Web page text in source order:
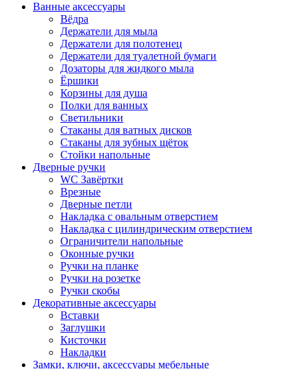
Ванные аксессуары
Вёдра
Держатели для мыла
Держатели для полотенец
Держатели для туалетной бумаги
Дозаторы для жидкого мыла
Ёршики
Корзины для душа
Полки для ванных
Светильники
Стаканы для ватных дисков
Стаканы для зубных щёток
Стойки напольные
Дверные ручки
WC Завёртки
Врезные
Дверные петли
Накладка с овальным отверстием
Накладка с цилиндрическим отверстием
Ограничители напольные
Оконные ручки
Ручки на планке
Ручки на розетке
Ручки скобы
Декоративные аксессуары
Вставки
Заглушки
Кисточки
Накладки
Замки, ключи, аксессуары мебельные